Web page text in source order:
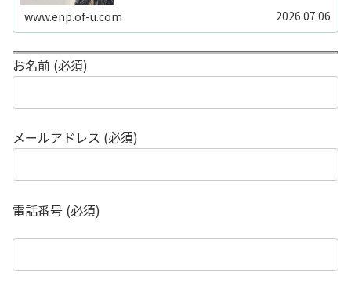
www.enp.of-u.com 2026.07.06
お名前 (必須)
メールアドレス (必須)
電話番号 (必須)